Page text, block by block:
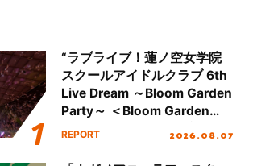
“ラブライブ！蓮ノ空女学院
スクールアイドルクラブ 6th
Live Dream ～Bloom Garden
Party～ ＜Bloom Garden
Party Stage／埼玉公演＞”
REPORT 2026.08.07